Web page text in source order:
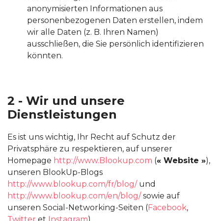
anonymisierten Informationen aus
personenbezogenen Daten erstellen, indem
wir alle Daten (z. B. Ihren Namen)
ausschließen, die Sie persönlich identifizieren
könnten.
2 - Wir und unsere
Dienstleistungen
Es ist uns wichtig, Ihr Recht auf Schutz der
Privatsphäre zu respektieren, auf unserer
Homepage http://www.Blookup.com (« Website »),
unseren BlookUp-Blogs
http://www.blookup.com/fr/blog/ und
http://www.blookup.com/en/blog/ sowie auf
unseren Social-Networking-Seiten (Facebook,